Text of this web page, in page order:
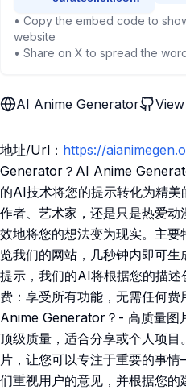
• Copy the embed code to
website
• Share on X to spread the
AI Anime Generator
地址/Url： https://
Generator？AI Anime
的AI技术将您的提示转化为精
作者、艺术家，还是只是热爱
效地将您的想法变为现实。主
览我们的网站，几秒钟内即可
提示，我们的AI将根据您的描
费：享受所有功能，无需任何
Anime Generator？- 高质量图
顶级质量，适合分享或个人项
片，让您可以专注于重要的事
们重视用户的意见，并根据您的